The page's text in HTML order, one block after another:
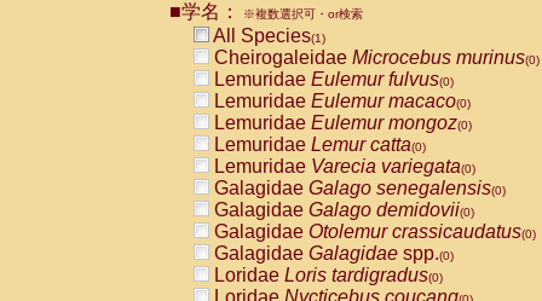
CebidaeCebus nigrivittatus
CebidaeCebus
CebidaeSaimiri boliviensis(0)
CebidaeSaimiri sciureus(0)
AtelidaeAlouatta caraya(0)
AtelidaeAlouatta fusca(0)
AtelidaeAlouatta seniculus
AtelidaeAlouattaspp.(0)
AtelidaeAteles belzebuth(0)
AtelidaeAteles geoffroyi(0)
AtelidaeAteles paniscus(0)
AtelidaeAtelesspp.(0)
Atelidae Lagothrix lagothricha
AtelidaeLagothrix lagothricha cana
■学名： ※複数選択可・or検索
All Species(1)
Cheirogaleidae Microcebus murinus(0)
Lemuridae Eulemur fulvus(0)
Lemuridae Eulemur macaco(0)
Lemuridae Eulemur mongoz(0)
Lemuridae Lemur catta(0)
Lemuridae Varecia variegata(0)
Galagidae Galago senegalensis(0)
Galagidae Galago demidovii(0)
Galagidae Otolemur crassicaudatus(0)
Galagidae Galagidae spp.(0)
Loridae Loris tardigradus(0)
Loridae Nycticebus coucang